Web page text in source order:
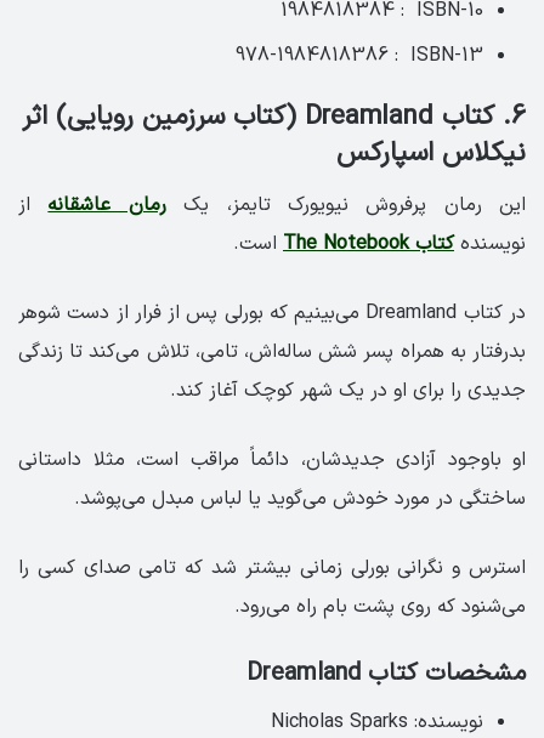
ISBN-10 ‏ : ‎ 1984818384
ISBN-13 ‏ : ‎ 978-1984818386
6. کتاب Dreamland (کتاب سرزمین رویایی) اثر
نیکلاس اسپارکس
این رمان پرفروش نیویورک تایمز، یکرمان عاشقانهاز
نویسندهکتاب The Notebook است.
در کتاب ‏Dreamland می‌بینیم که بورلی پس از فرار از دست شوهر
بدرفتار به همراه پسر شش ساله‌اش، تامی، تلاش می‌کند تا زندگی
جدیدی را برای او در یک شهر کوچک آغاز کند.
او باوجود آزادی جدیدشان، دائماً مراقب است، مثلا داستانی
ساختگی در مورد خودش می‌گوید یا لباس مبدل می‌پوشد.
استرس و نگرانی بورلی زمانی بیشتر شد که تامی صدای کسی را
می‌شنود که روی پشت بام راه می‌رود.
مشخصات کتاب Dreamland
نویسنده: Nicholas Sparks